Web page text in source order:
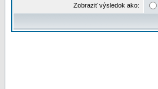
Zobraziť výsledok ako: